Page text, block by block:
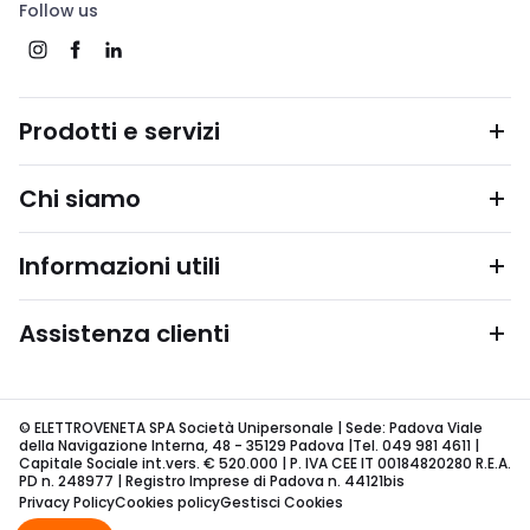
Follow us
Prodotti e servizi
Chi siamo
Informazioni utili
Assistenza clienti
© ELETTROVENETA SPA Società Unipersonale | Sede: Padova Viale
della Navigazione Interna, 48 - 35129 Padova |Tel. 049 981 4611 |
Capitale Sociale int.vers. € 520.000 | P. IVA CEE IT 00184820280 R.E.A.
PD n. 248977 | Registro Imprese di Padova n. 44121bis
Privacy PolicyCookies policyGestisci Cookies